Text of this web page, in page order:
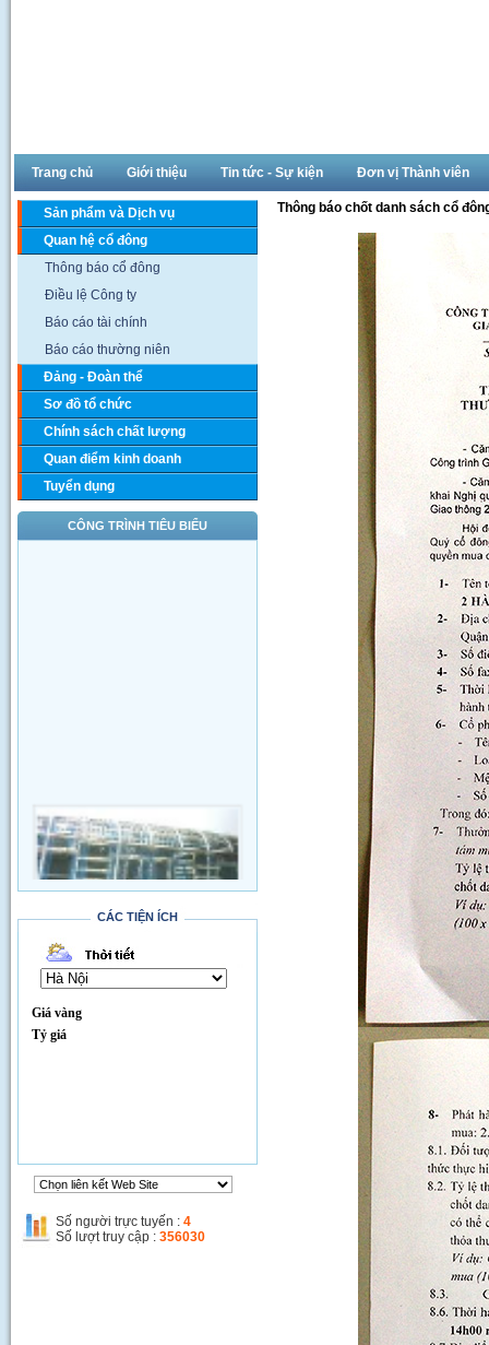
Trang chủ Giới thiệu Tin tức - Sự kiện Đơn vị Thành viên
Sản phẩm và Dịch vụ
Quan hệ cổ đông
Thông báo cổ đông
Điều lệ Công ty
Báo cáo tài chính
Báo cáo thường niên
Đảng - Đoàn thể
Sơ đồ tổ chức
Chính sách chất lượng
Quan điểm kinh doanh
Tuyển dụng
CÔNG TRÌNH TIÊU BIỂU
Thi công đường qua SVĐ Quốc Gia
CÁC TIỆN ÍCH
Giá vàng
Tỷ giá
Số người trực tuyến : 4
Số lượt truy cập : 356030
Thông báo chốt danh sách cổ